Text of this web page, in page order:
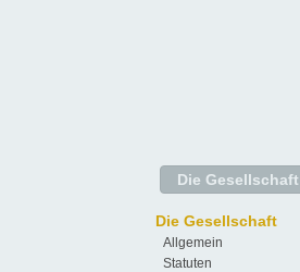
Die Gesellschaft
Die Gesellschaft
Allgemein
Statuten